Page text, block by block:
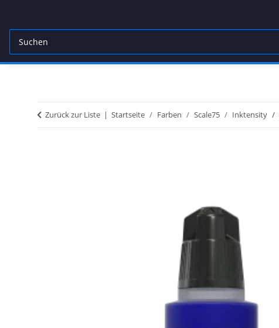
Zurück zur Liste Startseite Farben Scale75 Inktensity